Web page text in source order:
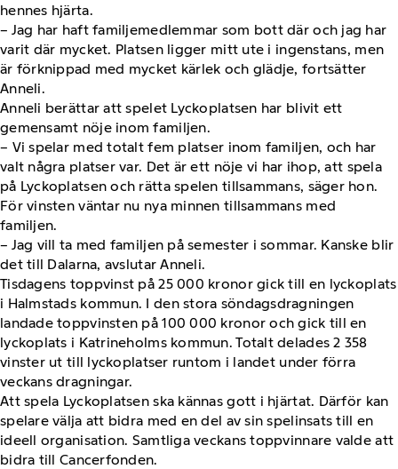
hennes hjärta.
– Jag har haft familjemedlemmar som bott där och jag har
varit där mycket. Platsen ligger mitt ute i ingenstans, men
är förknippad med mycket kärlek och glädje, fortsätter
Anneli.
Anneli berättar att spelet Lyckoplatsen har blivit ett
gemensamt nöje inom familjen.
– Vi spelar med totalt fem platser inom familjen, och har
valt några platser var. Det är ett nöje vi har ihop, att spela
på Lyckoplatsen och rätta spelen tillsammans, säger hon.
För vinsten väntar nu nya minnen tillsammans med
familjen.
– Jag vill ta med familjen på semester i sommar. Kanske blir
det till Dalarna, avslutar Anneli.
Tisdagens toppvinst på 25 000 kronor gick till en lyckoplats
i Halmstads kommun. I den stora söndagsdragningen
landade toppvinsten på 100 000 kronor och gick till en
lyckoplats i Katrineholms kommun. Totalt delades 2 358
vinster ut till lyckoplatser runtom i landet under förra
veckans dragningar.
Att spela Lyckoplatsen ska kännas gott i hjärtat. Därför kan
spelare välja att bidra med en del av sin spelinsats till en
ideell organisation. Samtliga veckans toppvinnare valde att
bidra till Cancerfonden.